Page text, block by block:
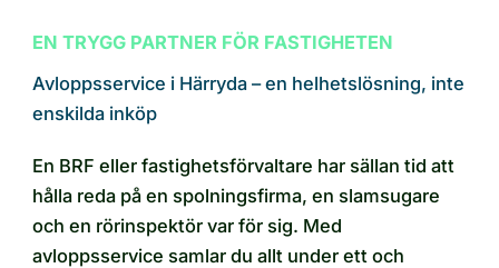
EN TRYGG PARTNER FÖR FASTIGHETEN
Avloppsservice i Härryda – en helhetslösning, inte
enskilda inköp
En BRF eller fastighetsförvaltare har sällan tid att
hålla reda på en spolningsfirma, en slamsugare
och en rörinspektör var för sig. Med
avloppsservice samlar du allt under ett och